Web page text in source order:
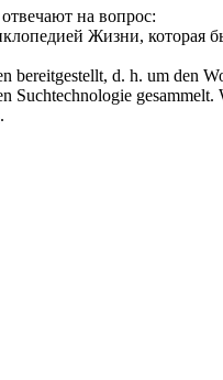
на вопрос:
Жизни, которая
d. h. um den
.